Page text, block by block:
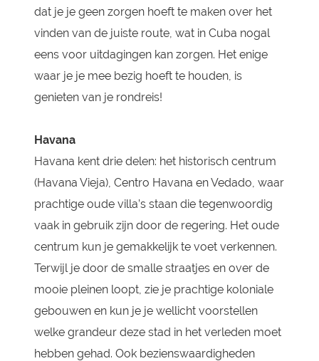
dat je je geen zorgen hoeft te maken over het
vinden van de juiste route, wat in Cuba nogal
eens voor uitdagingen kan zorgen. Het enige
waar je je mee bezig hoeft te houden, is
genieten van je rondreis!
Havana
Havana kent drie delen: het historisch centrum
(Havana Vieja), Centro Havana en Vedado, waar
prachtige oude villa’s staan die tegenwoordig
vaak in gebruik zijn door de regering. Het oude
centrum kun je gemakkelijk te voet verkennen.
Terwijl je door de smalle straatjes en over de
mooie pleinen loopt, zie je prachtige koloniale
gebouwen en kun je je wellicht voorstellen
welke grandeur deze stad in het verleden moet
hebben gehad. Ook bezienswaardigheden